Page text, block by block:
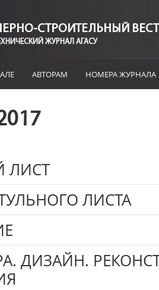
СТРОИТЕЛЬНЫЙ
ЖУРНАЛ АГАСУ
АВТОРАМ НОМЕРА ЖУРНАЛА
ЛИСТ
ЛИСТА
ДИЗАЙН.